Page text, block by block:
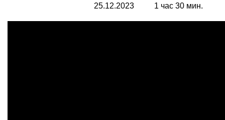
25.12.2023 1 час 30 мин.